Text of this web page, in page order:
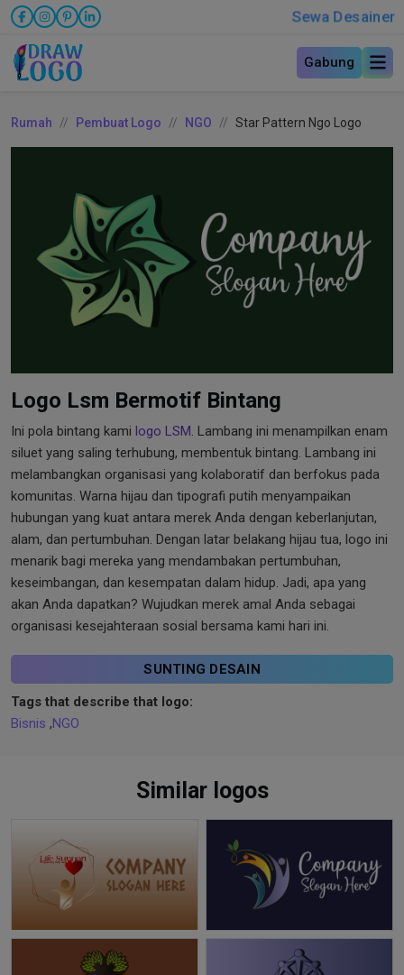
Sewa Desainer
Gabung
Rumah Pembuat Logo NGO Star Pattern Ngo Logo
Logo Lsm Bermotif Bintang
Ini pola bintang kami logo LSM . Lambang ini menampilkan enam
siluet yang saling terhubung, membentuk bintang. Lambang ini
melambangkan organisasi yang kolaboratif dan berfokus pada
komunitas. Warna hijau dan tipografi putih menyampaikan
hubungan yang kuat antara merek Anda dengan keberlanjutan,
alam, dan pertumbuhan. Dengan latar belakang hijau tua, logo ini
menarik bagi mereka yang mendambakan pertumbuhan,
keseimbangan, dan kesempatan dalam hidup. Jadi, apa yang
akan Anda dapatkan? Wujudkan merek amal Anda sebagai
organisasi kesejahteraan sosial bersama kami hari ini.
SUNTING DESAIN
Tags that describe that logo:
Bisnis ,NGO
Similar logos